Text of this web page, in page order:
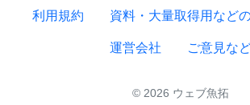
利用規約 資料・大量取得用など
運営会社 ご意見な
© 2026 ウェブ魚拓